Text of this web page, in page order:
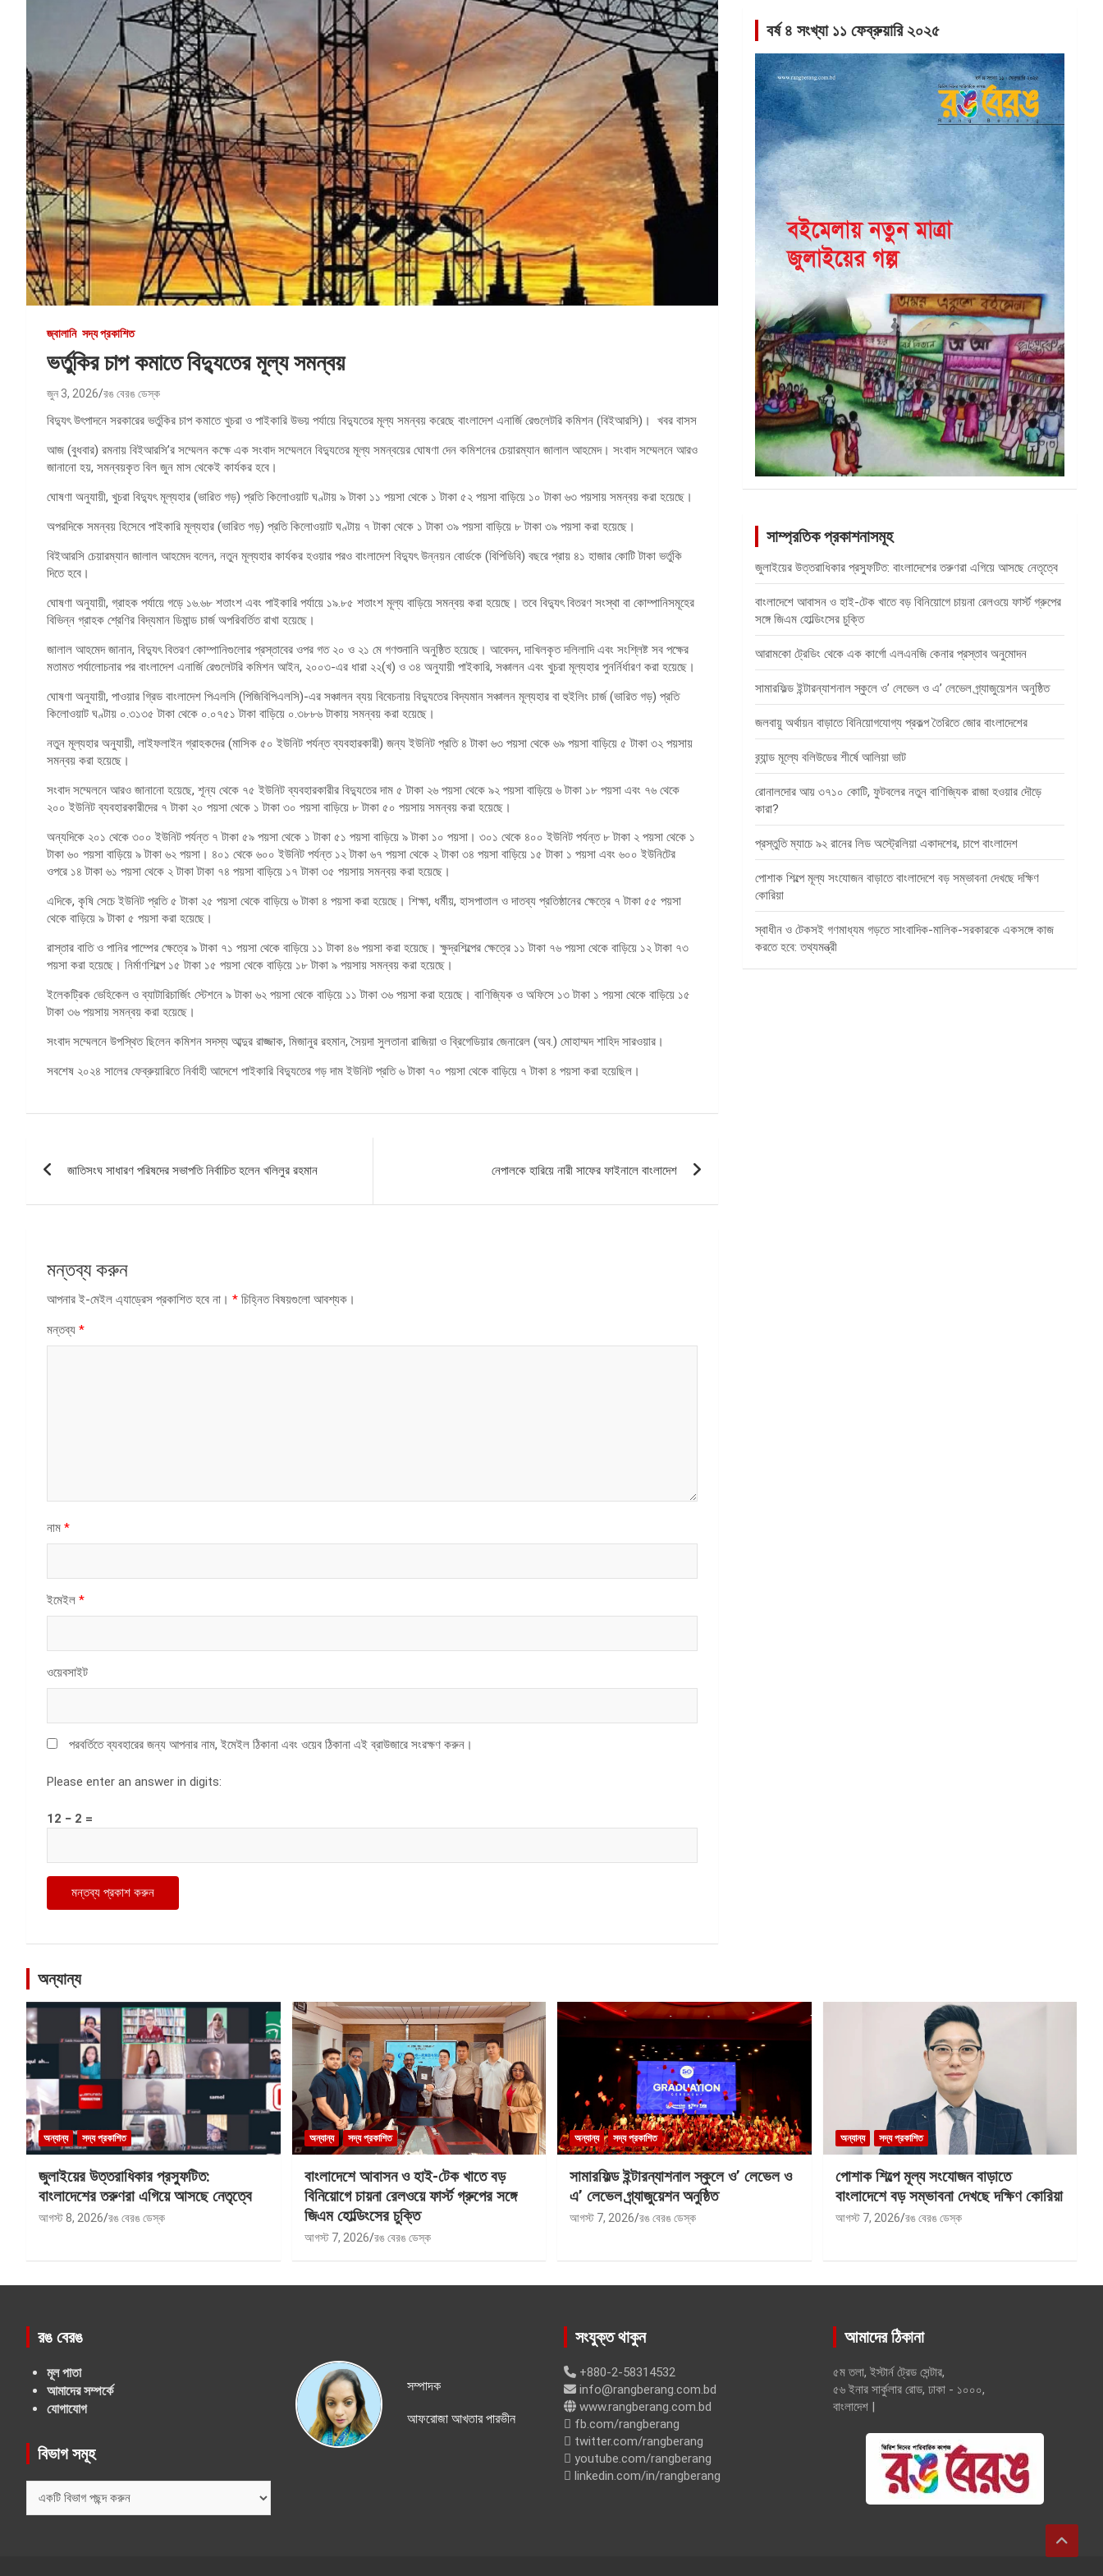
জ্বালানি সদ্য প্রকাশিত
ভর্তুকির চাপ কমাতে বিদ্যুতের মূল্য সমন্বয়
জুন 3, 2026 রঙ বেরঙ ডেস্ক
বিদ্যুৎ উৎপাদনে সরকারের ভর্তুকির চাপ কমাতে খুচরা ও পাইকারি উভয় পর্যায়ে বিদ্যুতের মূল্য সমন্বয় করেছে বাংলাদেশ এনার্জি রেগুলেটরি কমিশন (বিইআরসি)। খবর বাসস
আজ (বুধবার) রমনায় বিইআরসি’র সম্মেলন কক্ষে এক সংবাদ সম্মেলনে বিদ্যুতের মূল্য সমন্বয়ের ঘোষণা দেন কমিশনের চেয়ারম্যান জালাল আহমেদ। সংবাদ সম্মেলনে আরও
জানানো হয়, সমন্বয়কৃত বিল জুন মাস থেকেই কার্যকর হবে।
ঘোষণা অনুযায়ী, খুচরা বিদ্যুৎ মূল্যহার (ভারিত গড়) প্রতি কিলোওয়াট ঘণ্টায় ৯ টাকা ১১ পয়সা থেকে ১ টাকা ৫২ পয়সা বাড়িয়ে ১০ টাকা ৬৩ পয়সায় সমন্বয় করা হয়েছে।
অপরদিকে সমন্বয় হিসেবে পাইকারি মূল্যহার (ভারিত গড়) প্রতি কিলোওয়াট ঘণ্টায় ৭ টাকা থেকে ১ টাকা ৩৯ পয়সা বাড়িয়ে ৮ টাকা ৩৯ পয়সা করা হয়েছে।
বিইআরসি চেয়ারম্যান জালাল আহমেদ বলেন, নতুন মূল্যহার কার্যকর হওয়ার পরও বাংলাদেশ বিদ্যুৎ উন্নয়ন বোর্ডকে (বিপিডিবি) বছরে প্রায় ৪১ হাজার কোটি টাকা ভর্তুকি
দিতে হবে।
ঘোষণা অনুযায়ী, গ্রাহক পর্যায়ে গড়ে ১৬.৬৮ শতাংশ এবং পাইকারি পর্যায়ে ১৯.৮৫ শতাংশ মূল্য বাড়িয়ে সমন্বয় করা হয়েছে। তবে বিদ্যুৎ বিতরণ সংস্থা বা কোম্পানিসমূহের
বিভিন্ন গ্রাহক শ্রেণির বিদ্যমান ডিমান্ড চার্জ অপরিবর্তিত রাখা হয়েছে।
জালাল আহমেদ জানান, বিদ্যুৎ বিতরণ কোম্পানিগুলোর প্রস্তাবের ওপর গত ২০ ও ২১ মে গণশুনানি অনুষ্ঠিত হয়েছে। আবেদন, দাখিলকৃত দলিলাদি এবং সংশ্লিষ্ট সব পক্ষের
মতামত পর্যালোচনার পর বাংলাদেশ এনার্জি রেগুলেটরি কমিশন আইন, ২০০৩-এর ধারা ২২(খ) ও ৩৪ অনুযায়ী পাইকারি, সঞ্চালন এবং খুচরা মূল্যহার পুনর্নির্ধারণ করা হয়েছে।
ঘোষণা অনুযায়ী, পাওয়ার গ্রিড বাংলাদেশ পিএলসি (পিজিবিপিএলসি)-এর সঞ্চালন ব্যয় বিবেচনায় বিদ্যুতের বিদ্যমান সঞ্চালন মূল্যহার বা হুইলিং চার্জ (ভারিত গড়) প্রতি
কিলোওয়াট ঘণ্টায় ০.৩১৩৫ টাকা থেকে ০.০৭৫১ টাকা বাড়িয়ে ০.৩৮৮৬ টাকায় সমন্বয় করা হয়েছে।
নতুন মূল্যহার অনুযায়ী, লাইফলাইন গ্রাহকদের (মাসিক ৫০ ইউনিট পর্যন্ত ব্যবহারকারী) জন্য ইউনিট প্রতি ৪ টাকা ৬৩ পয়সা থেকে ৬৯ পয়সা বাড়িয়ে ৫ টাকা ৩২ পয়সায়
সমন্বয় করা হয়েছে।
সংবাদ সম্মেলনে আরও জানানো হয়েছে, শূন্য থেকে ৭৫ ইউনিট ব্যবহারকারীর বিদ্যুতের দাম ৫ টাকা ২৬ পয়সা থেকে ৯২ পয়সা বাড়িয়ে ৬ টাকা ১৮ পয়সা এবং ৭৬ থেকে
২০০ ইউনিট ব্যবহারকারীদের ৭ টাকা ২০ পয়সা থেকে ১ টাকা ৩০ পয়সা বাড়িয়ে ৮ টাকা ৫০ পয়সায় সমন্বয় করা হয়েছে।
অন্যদিকে ২০১ থেকে ৩০০ ইউনিট পর্যন্ত ৭ টাকা ৫৯ পয়সা থেকে ১ টাকা ৫১ পয়সা বাড়িয়ে ৯ টাকা ১০ পয়সা। ৩০১ থেকে ৪০০ ইউনিট পর্যন্ত ৮ টাকা ২ পয়সা থেকে ১
টাকা ৬০ পয়সা বাড়িয়ে ৯ টাকা ৬২ পয়সা। ৪০১ থেকে ৬০০ ইউনিট পর্যন্ত ১২ টাকা ৬৭ পয়সা থেকে ২ টাকা ৩৪ পয়সা বাড়িয়ে ১৫ টাকা ১ পয়সা এবং ৬০০ ইউনিটের
ওপরে ১৪ টাকা ৬১ পয়সা থেকে ২ টাকা টাকা ৭৪ পয়সা বাড়িয়ে ১৭ টাকা ৩৫ পয়সায় সমন্বয় করা হয়েছে।
এদিকে, কৃষি সেচে ইউনিট প্রতি ৫ টাকা ২৫ পয়সা থেকে বাড়িয়ে ৬ টাকা ৪ পয়সা করা হয়েছে। শিক্ষা, ধর্মীয়, হাসপাতাল ও দাতব্য প্রতিষ্ঠানের ক্ষেত্রে ৭ টাকা ৫৫ পয়সা
থেকে বাড়িয়ে ৯ টাকা ৫ পয়সা করা হয়েছে।
রাস্তার বাতি ও পানির পাম্পের ক্ষেত্রে ৯ টাকা ৭১ পয়সা থেকে বাড়িয়ে ১১ টাকা ৪৬ পয়সা করা হয়েছে। ক্ষুদ্রশিল্পের ক্ষেত্রে ১১ টাকা ৭৬ পয়সা থেকে বাড়িয়ে ১২ টাকা ৭৩
পয়সা করা হয়েছে। নির্মাণশিল্পে ১৫ টাকা ১৫ পয়সা থেকে বাড়িয়ে ১৮ টাকা ৯ পয়সায় সমন্বয় করা হয়েছে।
ইলেকট্রিক ভেহিকেল ও ব্যাটারিচার্জিং স্টেশনে ৯ টাকা ৬২ পয়সা থেকে বাড়িয়ে ১১ টাকা ৩৬ পয়সা করা হয়েছে। বাণিজ্যিক ও অফিসে ১৩ টাকা ১ পয়সা থেকে বাড়িয়ে ১৫
টাকা ৩৬ পয়সায় সমন্বয় করা হয়েছে।
সংবাদ সম্মেলনে উপস্থিত ছিলেন কমিশন সদস্য আব্দুর রাজ্জাক, মিজানুর রহমান, সৈয়দা সুলতানা রাজিয়া ও ব্রিগেডিয়ার জেনারেল (অব.) মোহাম্মদ শাহিদ সারওয়ার।
সবশেষ ২০২৪ সালের ফেব্রুয়ারিতে নির্বাহী আদেশে পাইকারি বিদ্যুতের গড় দাম ইউনিট প্রতি ৬ টাকা ৭০ পয়সা থেকে বাড়িয়ে ৭ টাকা ৪ পয়সা করা হয়েছিল।
জাতিসংঘ সাধারণ পরিষদের সভাপতি নির্বাচিত হলেন খলিলুর রহমান নেপালকে হারিয়ে নারী সাফের ফাইনালে বাংলাদেশ
মন্তব্য করুন
আপনার ই-মেইল এ্যাড্রেস প্রকাশিত হবে না। * চিহ্নিত বিষয়গুলো আবশ্যক।
মন্তব্য *
নাম *
ইমেইল *
ওয়েবসাইট
পরবর্তিতে ব্যবহারের জন্য আপনার নাম, ইমেইল ঠিকানা এবং ওয়েব ঠিকানা এই ব্রাউজারে সংরক্ষণ করুন।
Please enter an answer in digits:
12 − 2 =
বর্ষ ৪ সংখ্যা ১১ ফেব্রুয়ারি ২০২৫
সাম্প্রতিক প্রকাশনাসমূহ
জুলাইয়ের উত্তরাধিকার প্রস্ফুটিত: বাংলাদেশের তরুণরা এগিয়ে আসছে নেতৃত্বে
বাংলাদেশে আবাসন ও হাই-টেক খাতে বড় বিনিয়োগে চায়না রেলওয়ে ফার্স্ট গ্রুপের
সঙ্গে জিএম হোল্ডিংসের চুক্তি
আরামকো ট্রেডিং থেকে এক কার্গো এলএনজি কেনার প্রস্তাব অনুমোদন
সামারফিল্ড ইন্টারন্যাশনাল স্কুলে ও’ লেভেল ও এ’ লেভেল গ্র্যাজুয়েশন অনুষ্ঠিত
জলবায়ু অর্থায়ন বাড়াতে বিনিয়োগযোগ্য প্রকল্প তৈরিতে জোর বাংলাদেশের
ব্র্যান্ড মূল্যে বলিউডের শীর্ষে আলিয়া ভাট
রোনালদোর আয় ৩৭১০ কোটি, ফুটবলের নতুন বাণিজ্যিক রাজা হওয়ার দৌড়ে
কারা?
প্রস্তুতি ম্যাচে ৯২ রানের লিড অস্ট্রেলিয়া একাদশের, চাপে বাংলাদেশ
পোশাক শিল্পে মূল্য সংযোজন বাড়াতে বাংলাদেশে বড় সম্ভাবনা দেখছে দক্ষিণ
কোরিয়া
স্বাধীন ও টেকসই গণমাধ্যম গড়তে সাংবাদিক-মালিক-সরকারকে একসঙ্গে কাজ
করতে হবে: তথ্যমন্ত্রী
অন্যান্য
অন্যান্য সদ্য প্রকাশিত
জুলাইয়ের উত্তরাধিকার প্রস্ফুটিত:
বাংলাদেশের তরুণরা এগিয়ে আসছে নেতৃত্বে
আগস্ট 8, 2026 রঙ বেরঙ ডেস্ক
অন্যান্য সদ্য প্রকাশিত
বাংলাদেশে আবাসন ও হাই-টেক খাতে বড়
বিনিয়োগে চায়না রেলওয়ে ফার্স্ট গ্রুপের সঙ্গে
জিএম হোল্ডিংসের চুক্তি
আগস্ট 7, 2026 রঙ বেরঙ ডেস্ক
অন্যান্য সদ্য প্রকাশিত
সামারফিল্ড ইন্টারন্যাশনাল স্কুলে ও’ লেভেল ও
এ’ লেভেল গ্র্যাজুয়েশন অনুষ্ঠিত
আগস্ট 7, 2026 রঙ বেরঙ ডেস্ক
অন্যান্য সদ্য প্রকাশিত
পোশাক শিল্পে মূল্য সংযোজন বাড়াতে
বাংলাদেশে বড় সম্ভাবনা দেখছে দক্ষিণ কোরিয়া
আগস্ট 7, 2026 রঙ বেরঙ ডেস্ক
রঙ বেরঙ
মূল পাতা
আমাদের সম্পর্কে
যোগাযোগ
বিভাগ সমূহ
সমূহ
সম্পাদক
আফরোজা আখতার পারভীন
সংযুক্ত থাকুন
+880-2-58314532
info@rangberang.com.bd
www.rangberang.com.bd
fb.com/rangberang
twitter.com/rangberang
youtube.com/rangberang
linkedin.com/in/rangberang
আমাদের ঠিকানা
৫ম তলা, ইস্টার্ন ট্রেড সেন্টার,
৫৬ ইনার সার্কুলার রোড, ঢাকা - ১০০০,
বাংলাদেশ |